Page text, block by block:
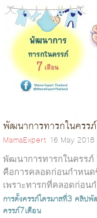
พัฒนาการทารกในครร
MamaExpert 16 May 2018
พัฒนาการทารกในครรภ์
คือการคลอดก่อนกำหน
เพราะทารกที่คลอดก่อ
หรือเสียชีวิตได้...
การตั้งครรภ์ไตรมาสที่3 คลิปพั
ครรภ์7เดือน